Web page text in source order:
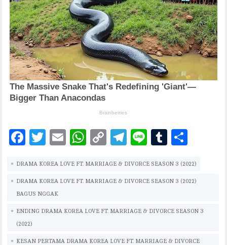
F
eb
oo
k
T
it
te
r
E
ai
l
W
at
s
p
p
C
p
y
n
k
T
eg
ra
Li
e
T
m
bl
ar
e
DRAMA KOREA LOVE FT. MARRIAGE & DIVORCE SEASON 3 (2022)
DRAMA KOREA LOVE FT. MARRIAGE & DIVORCE SEASON 3 (2022)
BAGUS NGGAK
ENDING DRAMA KOREA LOVE FT. MARRIAGE & DIVORCE SEASON 3
(2022)
KESAN PERTAMA DRAMA KOREA LOVE FT. MARRIAGE & DIVORCE